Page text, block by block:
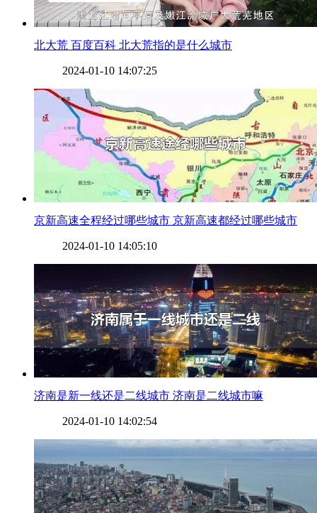
​北大荒 百度百科 北大荒指的是什么城市
2024-01-10 14:07:25
​京新高速全程经过哪些城市 京新高速都经过哪些城市
2024-01-10 14:05:10
​济南是新一线还是二线城市 济南是二线城市嘛
2024-01-10 14:02:54